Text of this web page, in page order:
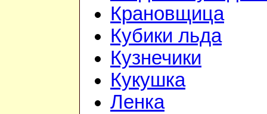
Крановщица
Кубики льда
Кузнечики
Кукушка
Ленка